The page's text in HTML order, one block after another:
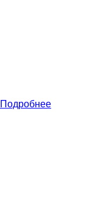
Price
Подробнее